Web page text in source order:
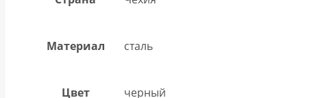
Материал сталь
Цвет черный